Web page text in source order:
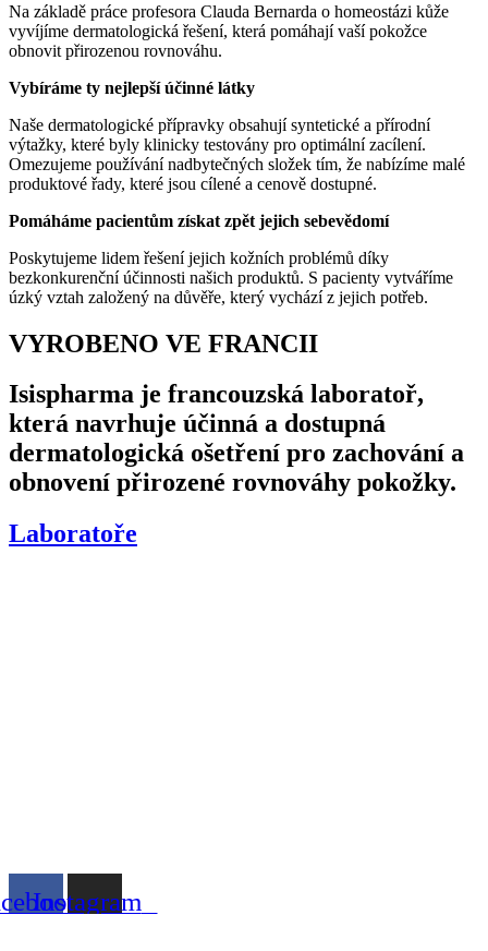
Na základě práce profesora Clauda Bernarda o homeostázi kůže
vyvíjíme dermatologická řešení, která pomáhají vaší pokožce
obnovit přirozenou rovnováhu.
Vybíráme ty nejlepší účinné látky
Naše dermatologické přípravky obsahují syntetické a přírodní
výtažky, které byly klinicky testovány pro optimální zacílení.
Omezujeme používání nadbytečných složek tím, že nabízíme malé
produktové řady, které jsou cílené a cenově dostupné.
Pomáháme pacientům získat zpět jejich sebevědomí
Poskytujeme lidem řešení jejich kožních problémů díky
bezkonkurenční účinnosti našich produktů. S pacienty vytváříme
úzký vztah založený na důvěře, který vychází z jejich potřeb.
VYROBENO VE FRANCII
Isispharma je francouzská laboratoř,
která navrhuje účinná a dostupná
dermatologická ošetření pro zachování a
obnovení přirozené rovnováhy pokožky.
Laboratoře
Instagram